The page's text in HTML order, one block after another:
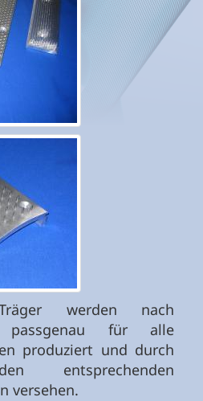
werden nach
passgenau für alle
produziert und durch
versehen.